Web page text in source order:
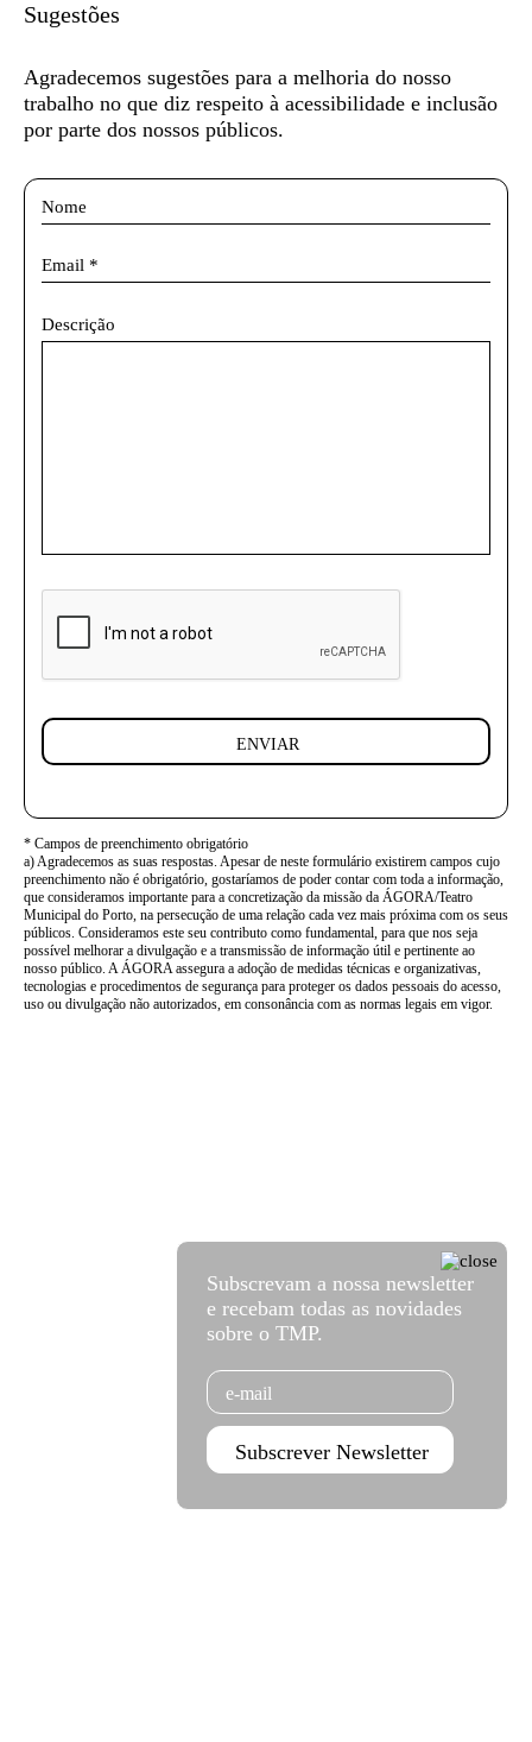
Sugestões
Agradecemos sugestões para a melhoria do nosso
trabalho no que diz respeito à acessibilidade e inclusão
por parte dos nossos públicos.
Descrição
ENVIAR
* Campos de preenchimento obrigatório
a) Agradecemos as suas respostas. Apesar de neste formulário existirem campos cujo
preenchimento não é obrigatório, gostaríamos de poder contar com toda a informação,
que consideramos importante para a concretização da missão da ÁGORA/Teatro
Municipal do Porto, na persecução de uma relação cada vez mais próxima com os seus
públicos. Consideramos este seu contributo como fundamental, para que nos seja
possível melhorar a divulgação e a transmissão de informação útil e pertinente ao
nosso público. A ÁGORA assegura a adoção de medidas técnicas e organizativas,
tecnologias e procedimentos de segurança para proteger os dados pessoais do acesso,
uso ou divulgação não autorizados, em consonância com as normas legais em vigor.
Subscrevam a nossa newsletter
e recebam todas as novidades
sobre o TMP.
Email
Subscrever Newsletter